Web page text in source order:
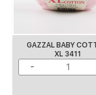
GAZZAL BABY
XL 3411